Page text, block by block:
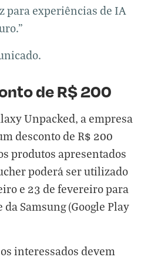
para experiências de IA
de R$ 200
Unpacked, a empresa
desconto de R$ 200
produtos apresentados
poderá ser utilizado
e 23 de fevereiro para
Samsung (Google Play
interessados devem